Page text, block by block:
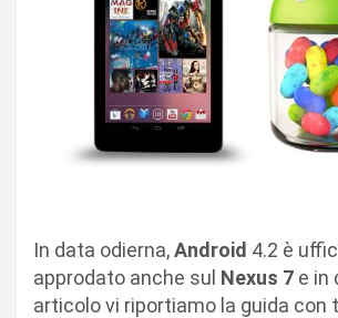
In data odierna,Android 4.2 è
approdato anche sul Nexus 7 e in
articolo vi riportiamo la guida con